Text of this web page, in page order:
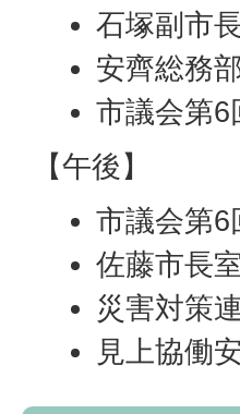
石塚副市
安齊総務
市議会第6
【午後】
市議会第6
佐藤市長
災害対策
見上協働